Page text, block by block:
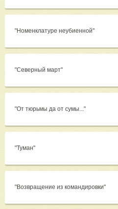
"Номенклатуре неубиенной"
"Северный март"
"От тюрьмы да от сумы..."
"Туман"
"Возвращение из командировки"